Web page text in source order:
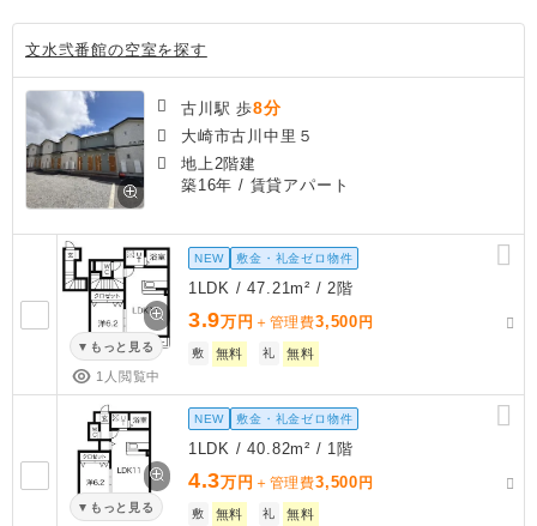
文水弐番館の空室を探す
古川駅 歩8分
大崎市古川中里５
地上2階建
築16年 / 賃貸アパート
もっと見る
1人閲覧中
NEW 敷金・礼金ゼロ物件
1LDK / 47.21m² / 2階
3.9万円 ＋管理費3,500 円
敷 無料 礼 無料
もっと見る
NEW 敷金・礼金ゼロ物件
1LDK / 40.82m² / 1階
4.3万円 ＋管理費3,500 円
敷 無料 礼 無料